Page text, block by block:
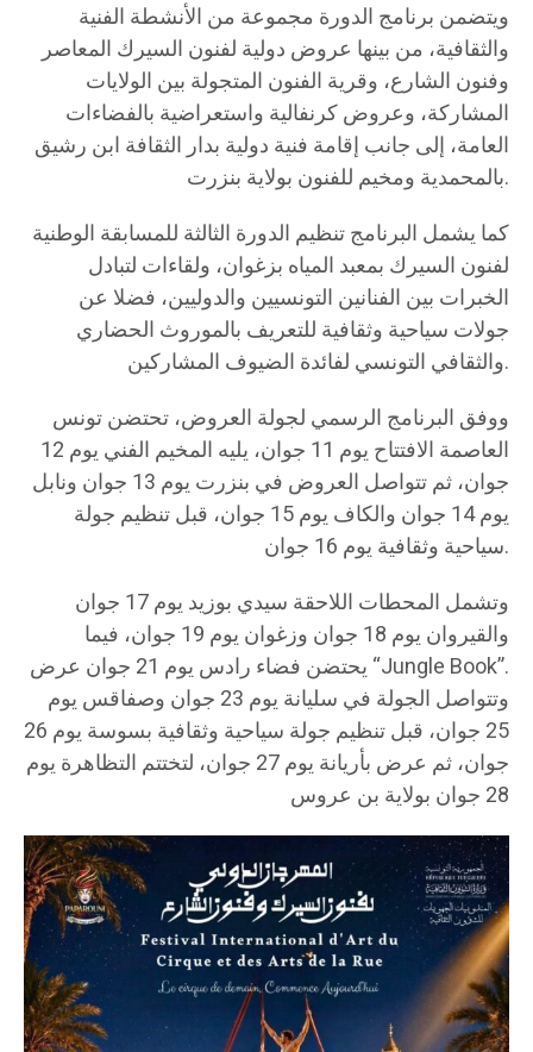
ويتضمن برنامج الدورة مجموعة من الأنشطة الفنية
والثقافية، من بينها عروض دولية لفنون السيرك المعاصر
وفنون الشارع، وقرية الفنون المتجولة بين الولايات
المشاركة، وعروض كرنفالية واستعراضية بالفضاءات
العامة، إلى جانب إقامة فنية دولية بدار الثقافة ابن رشيق
بالمحمدية ومخيم للفنون بولاية بنزرت.
كما يشمل البرنامج تنظيم الدورة الثالثة للمسابقة الوطنية
لفنون السيرك بمعبد المياه بزغوان، ولقاءات لتبادل
الخبرات بين الفنانين التونسيين والدوليين، فضلا عن
جولات سياحية وثقافية للتعريف بالموروث الحضاري
والثقافي التونسي لفائدة الضيوف المشاركين.
ووفق البرنامج الرسمي لجولة العروض، تحتضن تونس
العاصمة الافتتاح يوم 11 جوان، يليه المخيم الفني يوم 12
جوان، ثم تتواصل العروض في بنزرت يوم 13 جوان ونابل
يوم 14 جوان والكاف يوم 15 جوان، قبل تنظيم جولة
سياحية وثقافية يوم 16 جوان.
وتشمل المحطات اللاحقة سيدي بوزيد يوم 17 جوان
والقيروان يوم 18 جوان وزغوان يوم 19 جوان، فيما
يحتضن فضاء رادس يوم 21 جوان عرض “Jungle Book”.
وتتواصل الجولة في سليانة يوم 23 جوان وصفاقس يوم
25 جوان، قبل تنظيم جولة سياحية وثقافية بسوسة يوم 26
جوان، ثم عرض بأريانة يوم 27 جوان، لتختتم التظاهرة يوم
28 جوان بولاية بن عروس